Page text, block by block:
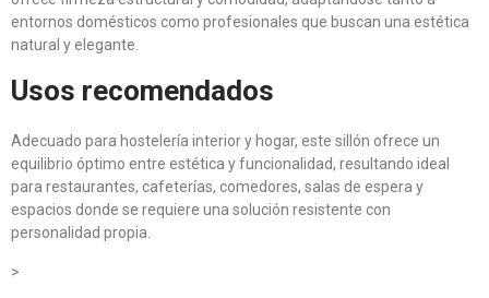
entornos domésticos como profesionales que buscan una estética
natural y elegante.
Usos recomendados
Adecuado para hostelería interior y hogar, este sillón ofrece un
equilibrio óptimo entre estética y funcionalidad, resultando ideal
para restaurantes, cafeterías, comedores, salas de espera y
espacios donde se requiere una solución resistente con
personalidad propia.
>